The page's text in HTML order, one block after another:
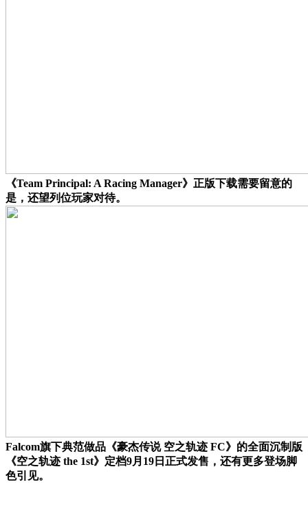
《Team Principal: A Racing Manager》正版下载需要留意的
是，还望列位玩家对待。
Falcom旗下典范做品《豪杰传说 空之轨迹 FC》的全面沉制版
《空之轨迹 the 1st》定档9月19日正式发售，还有更多登场脚
色引见。